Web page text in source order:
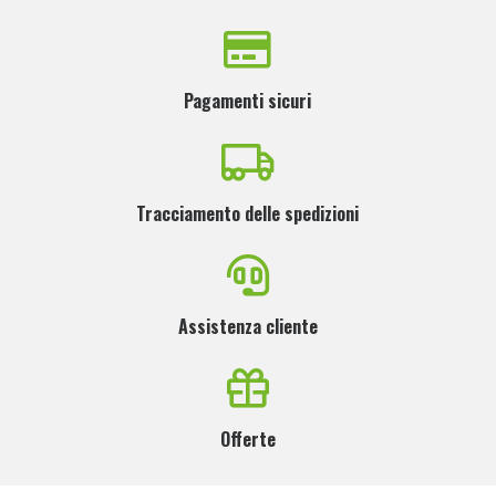
Pagamenti sicuri
Tracciamento delle spedizioni
Assistenza cliente
Offerte